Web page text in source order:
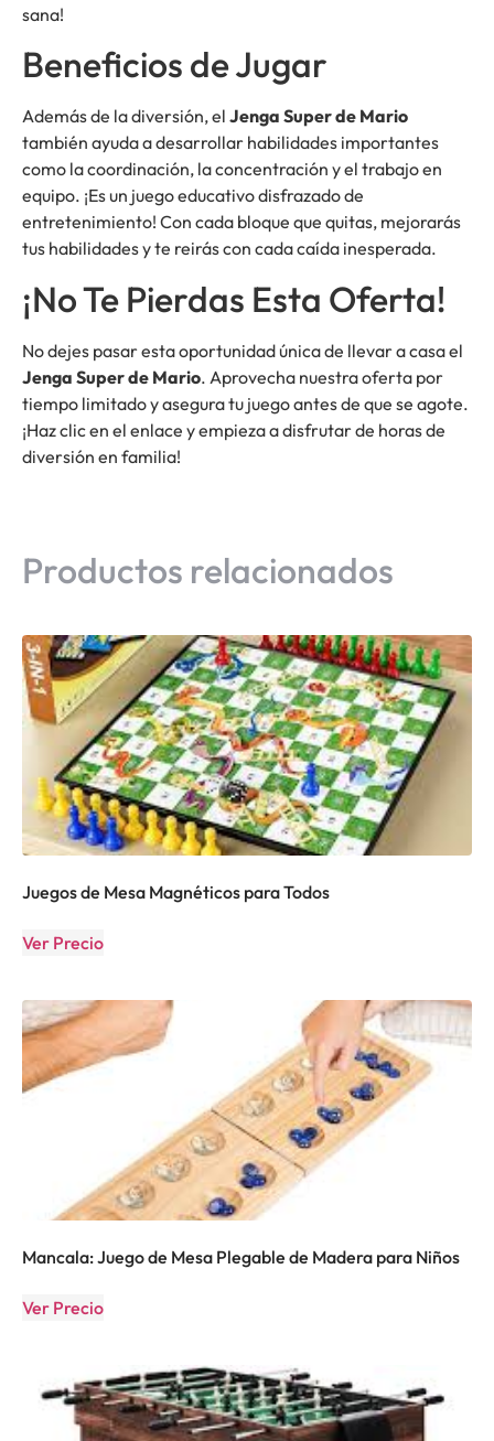
sana!
Beneficios de Jugar
Además de la diversión, el Jenga Super de Mario
también ayuda a desarrollar habilidades importantes
como la coordinación, la concentración y el trabajo en
equipo. ¡Es un juego educativo disfrazado de
entretenimiento! Con cada bloque que quitas, mejorarás
tus habilidades y te reirás con cada caída inesperada.
¡No Te Pierdas Esta Oferta!
No dejes pasar esta oportunidad única de llevar a casa el
Jenga Super de Mario. Aprovecha nuestra oferta por
tiempo limitado y asegura tu juego antes de que se agote.
¡Haz clic en el enlace y empieza a disfrutar de horas de
diversión en familia!
Productos relacionados
Juegos de Mesa Magnéticos para Todos
Ver Precio
Mancala: Juego de Mesa Plegable de Madera para Niños
Ver Precio